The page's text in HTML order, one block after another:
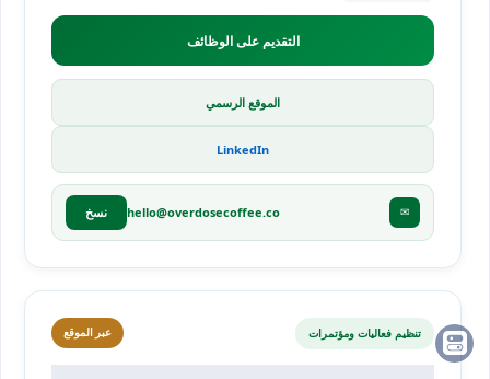
التقديم على الوظائف
الموقع الرسمي
LinkedIn
✉
hello@overdosecoffee.co نسخ
تنظيم فعاليات ومؤتمرات عبر الموقع